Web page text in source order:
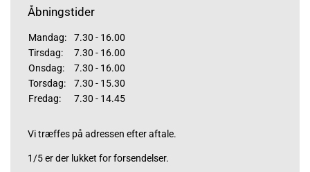
Åbningstider
Mandag:
7.30 - 16.00
Tirsdag:
7.30 - 16.00
Onsdag:
7.30 - 16.00
Torsdag:
7.30 - 15.30
Fredag:
7.30 - 14.45
Vi træffes på adressen efter aftale.
1/5 er der lukket for forsendelser.